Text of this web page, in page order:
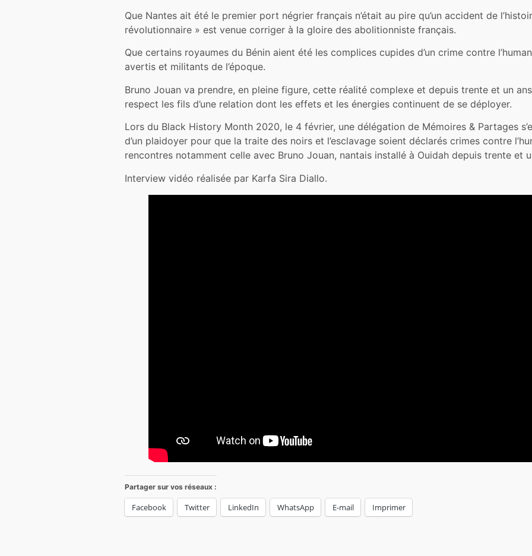
Que Nantes ait été le premier port négrier français n’était au pire qu’un accident de
révolutionnaire » est venue corriger à la gloire des abolitionniste français.
Que certains royaumes du Bénin aient été les complices cupides d’un crime contre
avertis et militants de l’époque.
Bruno Jouan va prendre, en pleine figure, cette réalité complexe et depuis trente et un
respect les fils d’une relation dont les effets et les énergies continuent de se déployer.
Lors du Black History Month 2020, le 4 février, une délégation de Mémoires & Partages
d’un plaidoyer pour que la traite des noirs et l’esclavage soient déclarés crimes contre
rencontres notamment celle avec Bruno Jouan, nantais installé à Ouidah depuis trente et
Interview vidéo réalisée par Karfa Sira Diallo.
Partager sur vos réseaux :
Facebook Twitter LinkedIn WhatsApp E-mail Imprimer